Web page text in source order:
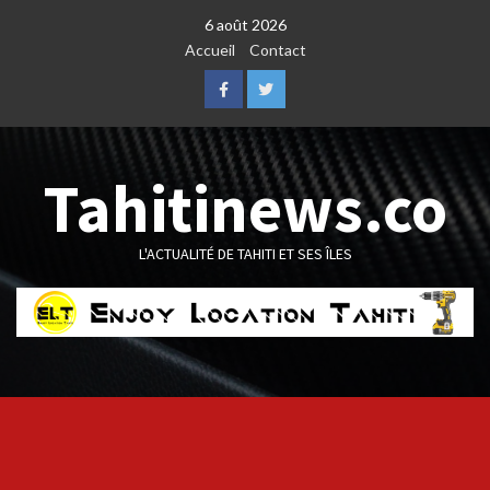
6 août 2026
Accueil
Contact
FacebookTwitter
Tahitinews.co
L'ACTUALITÉ DE TAHITI ET SES ÎLES